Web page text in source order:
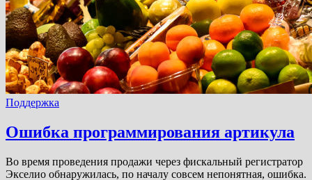
Поддержка
Ошибка программирования артикула
Во время проведения продажи через фискальный регистратор
Экселио обнаружилась, по началу совсем непонятная, ошибка.